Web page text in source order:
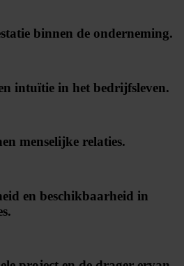
binnen de onderneming.
intuïtie in het bedrijfsleven.
menselijke relaties.
en beschikbaarheid in